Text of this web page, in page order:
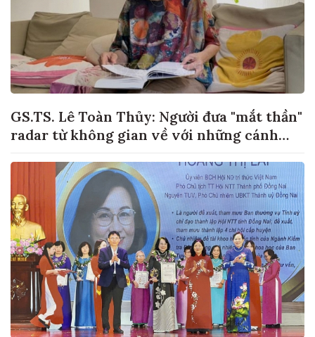
GS.TS. Lê Toàn Thủy: Người đưa "mắt thần"
radar từ không gian về với những cánh